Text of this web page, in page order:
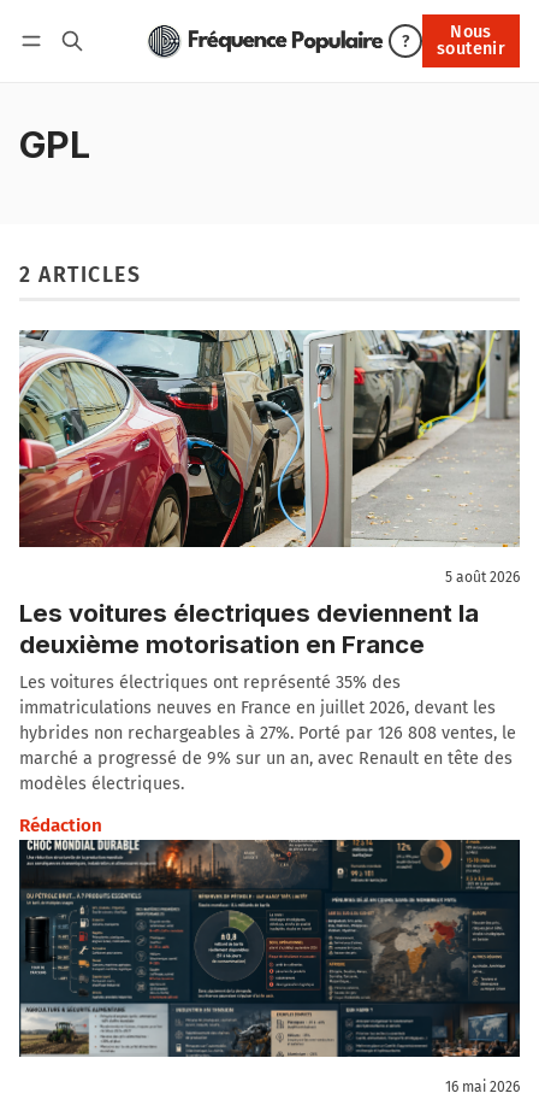
?
Nous
soutenir
Nous soutenir
GPL
2 ARTICLES
5 août 2026
Les voitures électriques deviennent la
deuxième motorisation en France
Les voitures électriques ont représenté 35% des
immatriculations neuves en France en juillet 2026, devant les
hybrides non rechargeables à 27%. Porté par 126 808 ventes, le
marché a progressé de 9% sur un an, avec Renault en tête des
modèles électriques.
Rédaction
16 mai 2026